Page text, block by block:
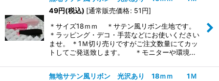
49円(税込) [通常販売価格: 51円]
＊サイズ18ｍｍ ＊サテン風リボン生地です。
＊ラッピング・デコ・手芸などにお使いください
ませ。 ＊1Ｍ切り売りですがご注文数量にてカッ
トしてご発送致します。 ＊モニターや環境…
無地サテン風リボン 光沢あり 18ｍｍ 1Ｍ